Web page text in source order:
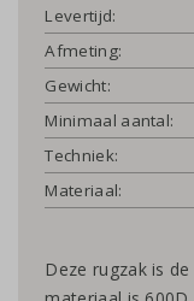
Levertijd:
Afmeting:
Gewicht:
Minimaal aantal:
Techniek:
Materiaal:
Deze rugzak is